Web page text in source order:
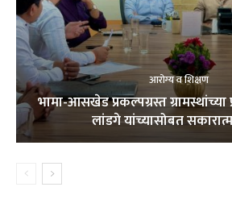
आरोग्य व शिक्षण
भामा-आसखेड प्रकल्पग्रस्त ग्रामस्थांच्या
लांडगे यांच्यासोबत